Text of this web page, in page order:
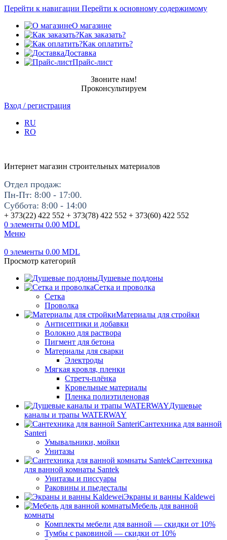
Перейти к навигации Перейти к основному содержимому
О магазине
Как заказать?
Как оплатить?
Доставка
Прайс-лист
Звоните нам!
Проконсультируем
Вход / регистрация
RU
RO
Интернет магазин строительных материалов
Отдел продаж:
Пн-Пт: 8:00 - 17:00.
Суббота: 8:00 - 14:00
+ 373(22) 422 552 + 373(78) 422 552 + 373(60) 422 552
0 элементы 0.00 MDL
Меню
0 элементы 0.00 MDL
Просмотр категорий
Душевые поддоны
Сетка и проволка
Сетка
Проволка
Материалы для стройки
Антисептики и добавки
Волокно для раствора
Пигмент для бетона
Материалы для сварки
Электроды
Мягкая кровля, пленки
Стретч-плёнка
Кровельные материалы
Пленка полиэтиленовая
Душевые
каналы и трапы WATERWAY
Сантехника для ванной
Santeri
Умывальники, мойки
Унитазы
Сантехника
для ванной комнаты Santek
Унитазы и писсуары
Раковины и пьедесталы
Экраны и ванны Kaldewei
Мебель для ванной
комнаты
Комплекты мебели для ванной — скидки от 10%
Тумбы с раковиной — скидки от 10%